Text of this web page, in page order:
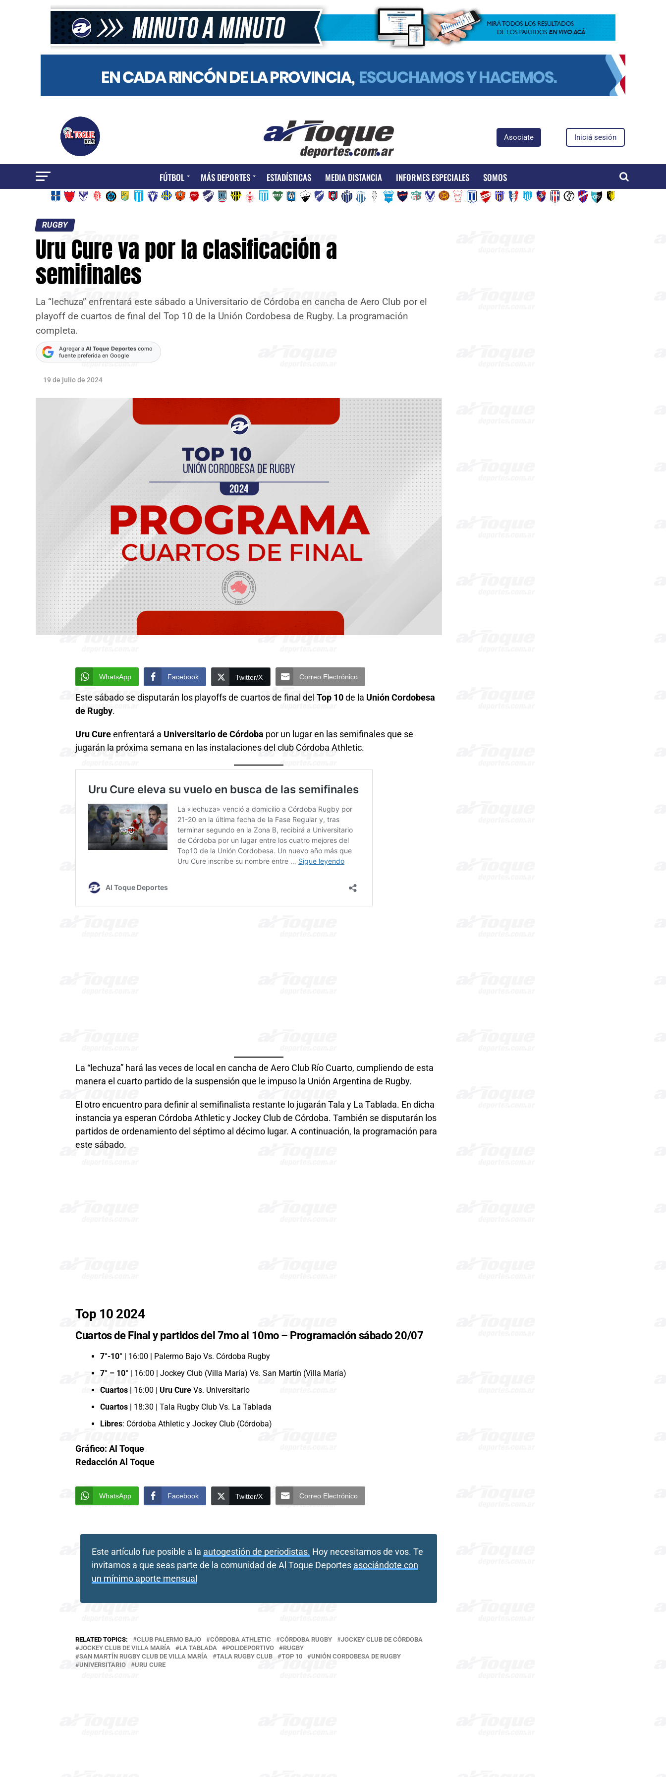
Asociate Iniciá sesión
FÚTBOL MÁS DEPORTES ESTADÍSTICAS MEDIA DISTANCIA INFORMES ESPECIALES SOMOS
RUGBY
Uru Cure va por la clasificación a
semifinales
La “lechuza” enfrentará este sábado a Universitario de Córdoba en cancha de Aero Club por el
playoff de cuartos de final del Top 10 de la Unión Cordobesa de Rugby. La programación
completa.
Agregar a Al Toque Deportes como
fuente preferida en Google
19 de julio de 2024
WhatsApp Facebook Twitter/X Correo Electrónico
Este sábado se disputarán los playoffs de cuartos de final del Top 10 de la Unión Cordobesa
de Rugby.
Uru Cure enfrentará a Universitario de Córdoba por un lugar en las semifinales que se
jugarán la próxima semana en las instalaciones del club Córdoba Athletic.
La “lechuza” hará las veces de local en cancha de Aero Club Río Cuarto, cumpliendo de esta
manera el cuarto partido de la suspensión que le impuso la Unión Argentina de Rugby.
El otro encuentro para definir al semifinalista restante lo jugarán Tala y La Tablada. En dicha
instancia ya esperan Córdoba Athletic y Jockey Club de Córdoba. También se disputarán los
partidos de ordenamiento del séptimo al décimo lugar. A continuación, la programación para
este sábado.
Top 10 2024
Cuartos de Final y partidos del 7mo al 10mo – Programación sábado 20/07
7°-10°
| 16:00 | Palermo Bajo Vs. Córdoba Rugby
7° – 10°
| 16:00 | Jockey Club (Villa María) Vs. San Martín (Villa María)
Cuartos | 16:00 | Uru Cure Vs. Universitario
Cuartos | 18:30 | Tala Rugby Club Vs. La Tablada
Libres: Córdoba Athletic y Jockey Club (Córdoba)
Gráfico: Al Toque
Redacción Al Toque
WhatsApp Facebook Twitter/X Correo Electrónico
Este artículo fue posible a la autogestión de periodistas. Hoy necesitamos de vos. Te
invitamos a que seas parte de la comunidad de Al Toque Deportes asociándote con
un mínimo aporte mensual
RELATED TOPICS: CLUB PALERMO BAJO CÓRDOBA ATHLETIC CÓRDOBA RUGBY
JOCKEY CLUB DE CÓRDOBA
JOCKEY CLUB DE VILLA MARÍA
LA TABLADA POLIDEPORTIVO
RUGBY
SAN MARTÍN RUGBY CLUB DE VILLA MARÍA
TALA RUGBY CLUB TOP 10
UNIÓN CORDOBESA DE RUGBY
UNIVERSITARIO
URU CURE